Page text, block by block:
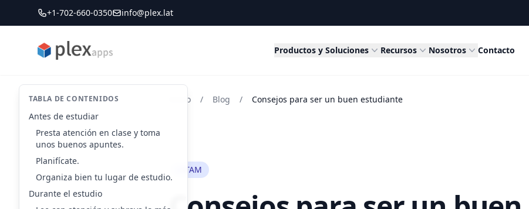
+1-702-660-0350 info@plex.lat
PLEXapps Productos y Soluciones Recursos Nosotros Contacto
Inicio / Blog / Consejos para ser un buen estudiante
LATAM
TABLA DE CONTENIDOS
Antes de estudiar
Presta atención en clase y toma
unos buenos apuntes.
Planifícate.
Organiza bien tu lugar de estudio.
Durante el estudio